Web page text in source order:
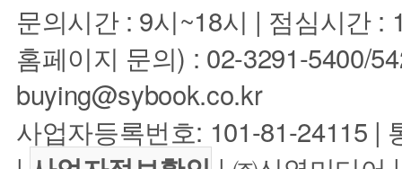
문의시간 : 9시~18시 | 점심시간 :
홈페이지 문의) : 02-3291-5400/
buying@sybook.co.kr
사업자등록번호: 101-81-24115 |